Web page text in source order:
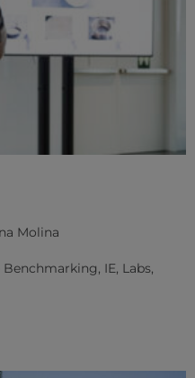
Molina
Benchmarking, IE, Labs,